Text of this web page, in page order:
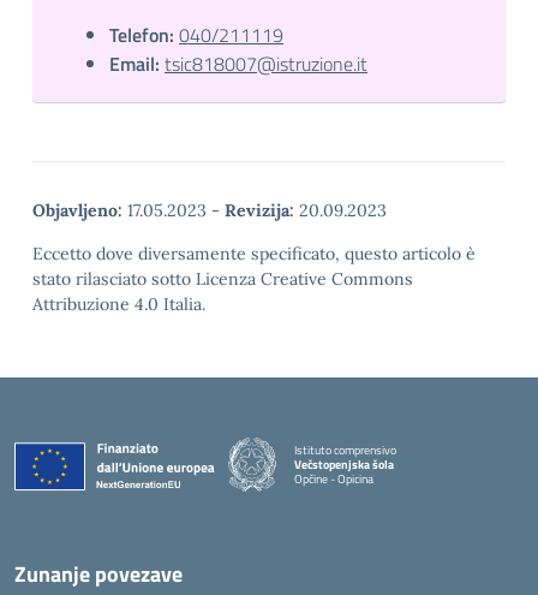
Telefon: 040/211119
Email: tsic818007@istruzione.it
Objavljeno: 17.05.2023 - Revizija: 20.09.2023
Eccetto dove diversamente specificato, questo articolo è
stato rilasciato sotto Licenza Creative Commons
Attribuzione 4.0 Italia.
Istituto comprensivo
Večstopenjska šola
Opčine - Opicina
Zunanje povezave